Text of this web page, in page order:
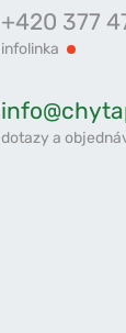
+420 377
infolinka
dotazy a